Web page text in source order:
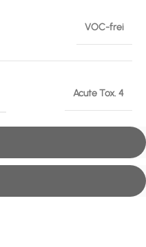
VOC-frei
Acute Tox. 4